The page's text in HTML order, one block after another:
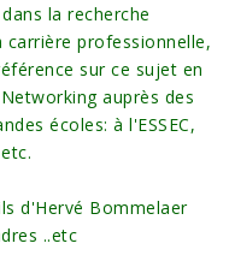
la recherche
professionnelle,
sur ce sujet en
auprès des
écoles: à l'ESSEC,
d'Hervé Bommelaer
..etc